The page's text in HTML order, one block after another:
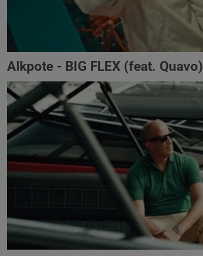
Alkpote - BIG FLEX (feat. Quavo)